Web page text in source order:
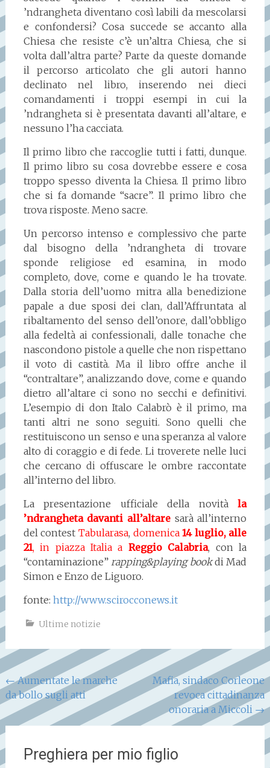
’ndrangheta diventano così labili da mescolarsi
e confondersi? Cosa succede se accanto alla
Chiesa che resiste c’è un’altra Chiesa, che si
volta dall’altra parte? Parte da queste domande
il percorso articolato che gli autori hanno
declinato nel libro, inserendo nei dieci
comandamenti i troppi esempi in cui la
’ndrangheta si è presentata davanti all’altare, e
nessuno l’ha cacciata.
Il primo libro che raccoglie tutti i fatti, dunque.
Il primo libro su cosa dovrebbe essere e cosa
troppo spesso diventa la Chiesa. Il primo libro
che si fa domande “sacre”. Il primo libro che
trova risposte. Meno sacre.
Un percorso intenso e complessivo che parte
dal bisogno della ’ndrangheta di trovare
sponde religiose ed esamina, in modo
completo, dove, come e quando le ha trovate.
Dalla storia dell’uomo mitra alla benedizione
papale a due sposi dei clan, dall’Affruntata al
ribaltamento del senso dell’onore, dall’obbligo
alla fedeltà ai confessionali, dalle tonache che
nascondono pistole a quelle che non rispettano
il voto di castità. Ma il libro offre anche il
“contraltare”, analizzando dove, come e quando
dietro all’altare ci sono no secchi e definitivi.
L’esempio di don Italo Calabrò è il primo, ma
tanti altri ne sono seguiti. Sono quelli che
restituiscono un senso e una speranza al valore
alto di coraggio e di fede. Li troverete nelle luci
che cercano di offuscare le ombre raccontate
all’interno del libro.
La presentazione ufficiale della novitàla
’ndrangheta davanti all’altare sarà all’interno
del contest Tabularasa, domenica14 luglio, alle
21, in piazza Italia a Reggio Calabria, con la
“contaminazione” rapping&playing bookdi Mad
Simon e Enzo de Liguoro.
fonte: http://www.scirocconews.it
Ultime notizie
Navigazione
articoli
←Aumentate le marche
da bollo sugli atti
Mafia, sindaco Corleone
revoca cittadinanza
onoraria a Miccoli →
Preghiera per mio figlio